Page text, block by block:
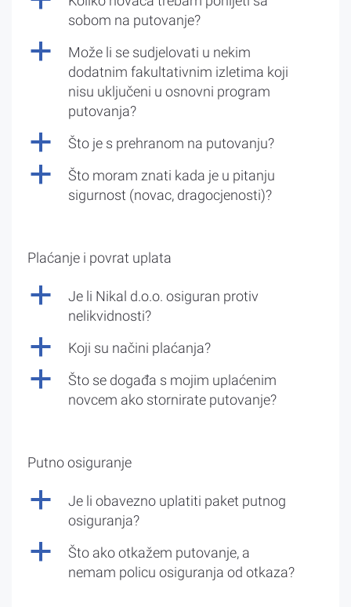
sobom na putovanje?
a
Može li se sudjelovati u nekim
dodatnim fakultativnim izletima koji
nisu uključeni u osnovni program
putovanja?
a Što je s prehranom na putovanju?
a
Što moram znati kada je u pitanju
sigurnost (novac, dragocjenosti)?
Plaćanje i povrat uplata
a
Je li Nikal d.o.o. osiguran protiv
nelikvidnosti?
a Koji su načini plaćanja?
a
Što se događa s mojim uplaćenim
novcem ako stornirate putovanje?
Putno osiguranje
a
Je li obavezno uplatiti paket putnog
osiguranja?
a
Što ako otkažem putovanje, a
nemam policu osiguranja od otkaza?